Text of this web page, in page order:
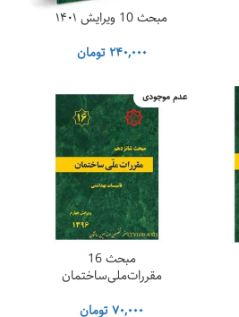
مبحث 10 ویرایش ۱۴۰۱
۲۴۰,۰۰۰تومان
عدم موجودی
مبحث 16
مقررات‌ملی‌ساختمان
۷۰,۰۰۰تومان